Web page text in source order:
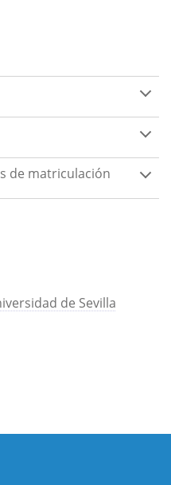
de matriculación
de Sevilla